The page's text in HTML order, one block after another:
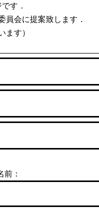
す．
員会に提案致します．
ます）
：